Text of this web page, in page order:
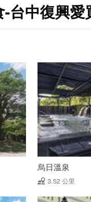
台中復興
烏日溫泉
3.52 公里